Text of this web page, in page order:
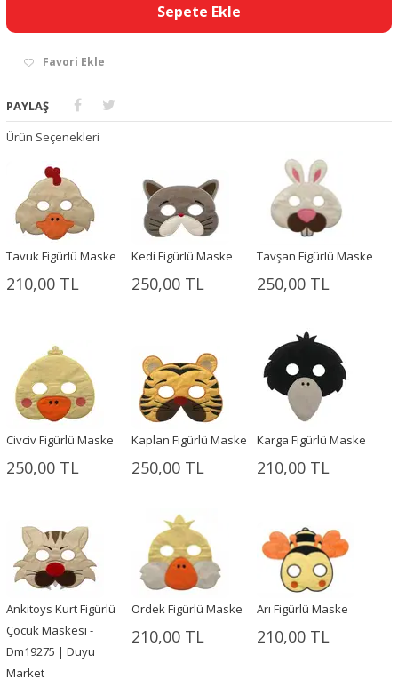
Sepete Ekle
Favori Ekle
PAYLAŞ
Ürün Seçenekleri
Tavuk Figürlü Maske
210,00 TL
Kedi Figürlü Maske
250,00 TL
Tavşan Figürlü Maske
250,00 TL
Civciv Figürlü Maske
250,00 TL
Kaplan Figürlü Maske
250,00 TL
Karga Figürlü Maske
210,00 TL
Ankitoys Kurt Figürlü
Çocuk Maskesi -
Dm19275 | Duyu
Market
Ördek Figürlü Maske
210,00 TL
Arı Figürlü Maske
210,00 TL